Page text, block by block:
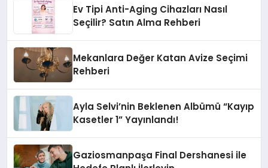
Ev Tipi Anti-Aging Cihazları Nasıl
Seçilir? Satın Alma Rehberi
Mekanlara Değer Katan Avize Seçimi
Rehberi
Ayla Selvi’nin Beklenen Albümü “Kayıp
Kasetler 1” Yayınlandı!
Gaziosmanpaşa Final Dershanesi ile